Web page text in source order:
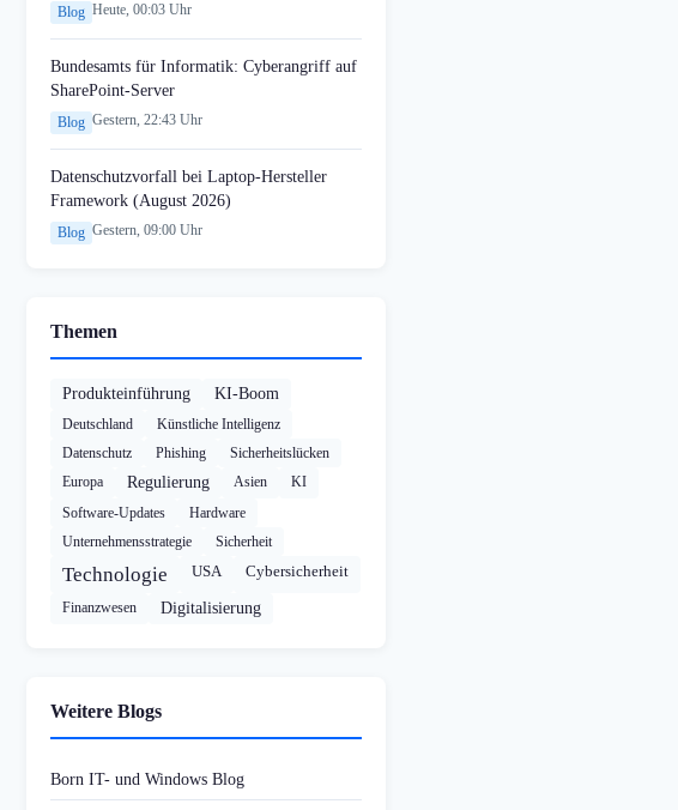
Blog Heute, 00:03 Uhr
Bundesamts für Informatik: Cyberangriff auf
SharePoint-Server
Blog Gestern, 22:43 Uhr
Datenschutzvorfall bei Laptop-Hersteller
Framework (August 2026)
Blog Gestern, 09:00 Uhr
Themen
Produkteinführung KI-Boom
Deutschland
Künstliche Intelligenz
Datenschutz
Phishing
Sicherheitslücken
Europa
Regulierung Asien
KI
Software-Updates
Hardware
Unternehmensstrategie
Sicherheit
Technologie USA Cybersicherheit
Finanzwesen Digitalisierung
Weitere Blogs
Born IT- und Windows Blog